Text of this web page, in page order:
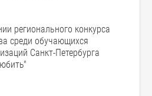
регионального конкурса
среди обучающихся
Санкт-Петербурга